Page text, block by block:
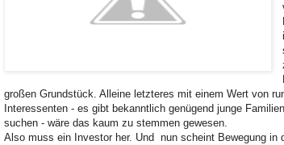
großen Grundstück. Alleine letzteres mit einem Wert von
Interessenten - es gibt bekanntlich genügend junge
suchen - wäre das kaum zu stemmen gewesen.
Also muss ein Investor her. Und nun scheint Bewegung in